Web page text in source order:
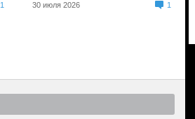
1 30 июля 2026 1